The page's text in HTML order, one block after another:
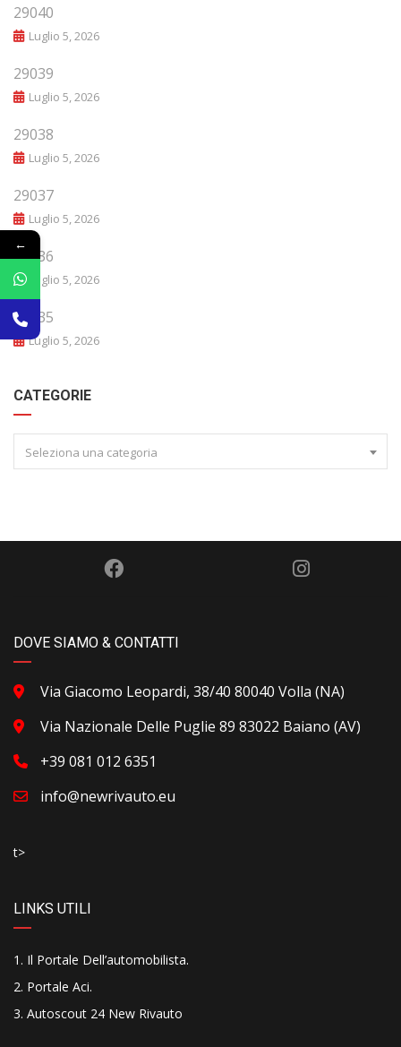
29040
Luglio 5, 2026
29039
Luglio 5, 2026
29038
Luglio 5, 2026
29037
Luglio 5, 2026
29036
Luglio 5, 2026
29035
Luglio 5, 2026
CATEGORIE
Seleziona una categoria
DOVE SIAMO & CONTATTI
Via Giacomo Leopardi, 38/40 80040 Volla (NA)
Via Nazionale Delle Puglie 89 83022 Baiano (AV)
+39 081 012 6351
info@newrivauto.eu
t>
LINKS UTILI
Il Portale Dell’automobilista.
Portale Aci.
Autoscout 24 New Rivauto
←